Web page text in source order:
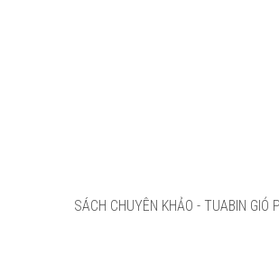
SÁCH CHUYÊN KHẢO - TUABIN GIÓ